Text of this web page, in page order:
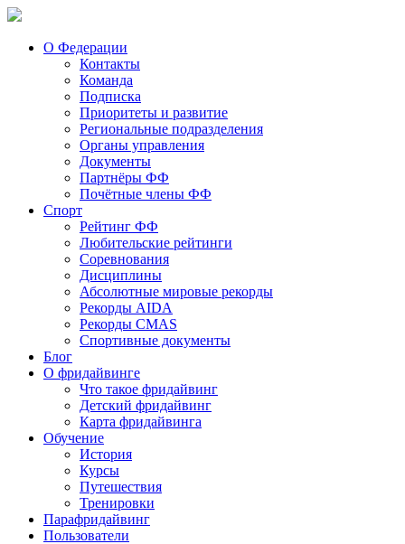
О Федерации
Контакты
Команда
Подписка
Приоритеты и развитие
Региональные подразделения
Органы управления
Документы
Партнёры ФФ
Почётные члены ФФ
Спорт
Рейтинг ФФ
Любительские рейтинги
Соревнования
Дисциплины
Абсолютные мировые рекорды
Рекорды AIDA
Рекорды CMAS
Спортивные документы
Блог
О фридайвинге
Что такое фридайвинг
Детский фридайвинг
Карта фридайвинга
Обучение
История
Курсы
Путешествия
Тренировки
Парафридайвинг
Пользователи